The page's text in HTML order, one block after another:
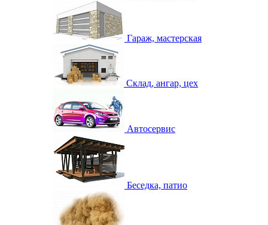
Гараж, мастерская
Склад, ангар, цех
Автосервис
Беседка, патио